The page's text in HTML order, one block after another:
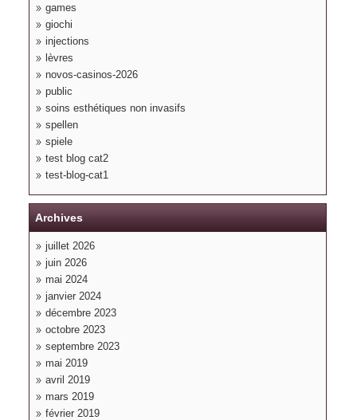
games
giochi
injections
lèvres
novos-casinos-2026
public
soins esthétiques non invasifs
spellen
spiele
test blog cat2
test-blog-cat1
Archives
juillet 2026
juin 2026
mai 2024
janvier 2024
décembre 2023
octobre 2023
septembre 2023
mai 2019
avril 2019
mars 2019
février 2019